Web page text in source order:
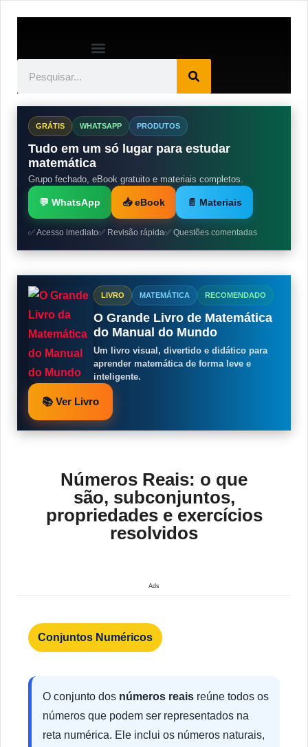
GRÁTIS WHATSAPP PRODUTOS
Tudo em um só lugar para estudar
matemática
Grupo fechado, eBook gratuito e materiais completos.
💬 WhatsApp 📥 eBook 📄 Materiais
✅ Acesso imediato✅ Revisão rápida✅ Questões comentadas
LIVRO MATEMÁTICA RECOMENDADO
O Grande Livro de Matemática
do Manual do Mundo
Um livro visual, divertido e didático para
aprender matemática de forma leve e
inteligente.
📚 Ver Livro
Números Reais: o que
são, subconjuntos,
propriedades e exercícios
resolvidos
Ads
Conjuntos Numéricos
O conjunto dos números reais reúne todos os
números que podem ser representados na
reta numérica. Ele inclui os números naturais,